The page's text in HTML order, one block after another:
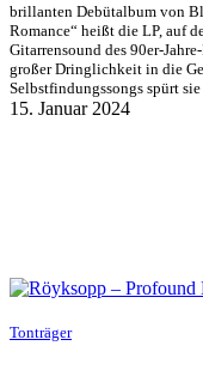
brillanten Debütalbum von
Romance“ heißt die LP, auf
Gitarrensound des 90er-
großer Dringlichkeit in die
Selbstfindungssongs spürt
15. Januar 2024
Tonträger